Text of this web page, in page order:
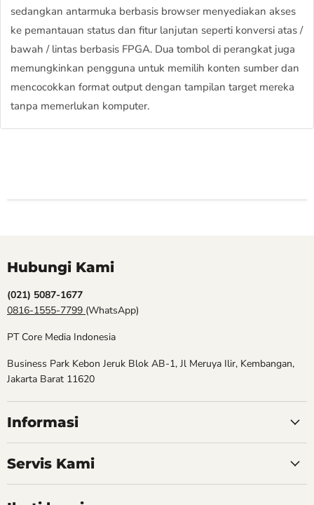
sedangkan antarmuka berbasis browser menyediakan akses
ke pemantauan status dan fitur lanjutan seperti konversi atas /
bawah / lintas berbasis FPGA. Dua tombol di perangkat juga
memungkinkan pengguna untuk memilih konten sumber dan
mencocokkan format output dengan tampilan target mereka
tanpa memerlukan komputer.
Hubungi Kami
(021) 5087-1677
0816-1555-7799 (WhatsApp)
PT Core Media Indonesia
Business Park Kebon Jeruk Blok AB-1, Jl Meruya Ilir, Kembangan,
Jakarta Barat 11620
Informasi
Servis Kami